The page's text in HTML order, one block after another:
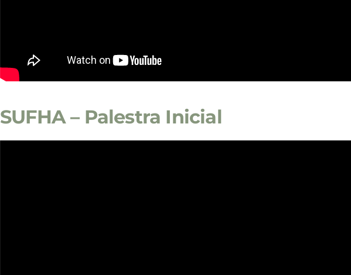
SUFHA – Palestra Inicial